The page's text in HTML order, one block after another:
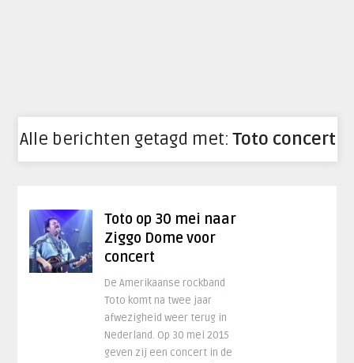
Alle berichten getagd met:Toto concert
Toto op 30 mei naar
Ziggo Dome voor
concert
De Amerikaanse rockband
Toto komt na twee jaar
afwezigheid weer terug in
Nederland. Op 30 mei 2015
geven zij een concert in de